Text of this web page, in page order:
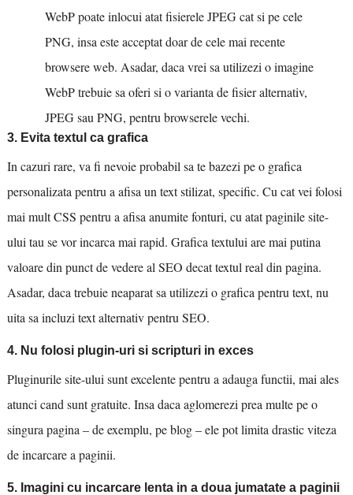
WebP poate inlocui atat fisierele JPEG cat si pe cele
PNG, insa este acceptat doar de cele mai recente
browsere web. Asadar, daca vrei sa utilizezi o imagine
WebP trebuie sa oferi si o varianta de fisier alternativ,
JPEG sau PNG, pentru browserele vechi.
3. Evita textul ca grafica
In cazuri rare, va fi nevoie probabil sa te bazezi pe o grafica
personalizata pentru a afisa un text stilizat, specific. Cu cat vei folosi
mai mult CSS pentru a afisa anumite fonturi, cu atat paginile site-
ului tau se vor incarca mai rapid. Grafica textului are mai putina
valoare din punct de vedere al SEO decat textul real din pagina.
Asadar, daca trebuie neaparat sa utilizezi o grafica pentru text, nu
uita sa incluzi text alternativ pentru SEO.
4. Nu folosi plugin-uri si scripturi in exces
Pluginurile site-ului sunt excelente pentru a adauga functii, mai ales
atunci cand sunt gratuite. Insa daca aglomerezi prea multe pe o
singura pagina – de exemplu, pe blog – ele pot limita drastic viteza
de incarcare a paginii.
5. Imagini cu incarcare lenta in a doua jumatate a paginii